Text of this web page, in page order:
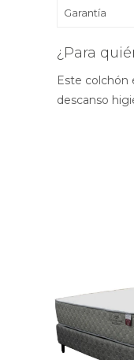
Garantía
¿Para
Este colchón
descanso